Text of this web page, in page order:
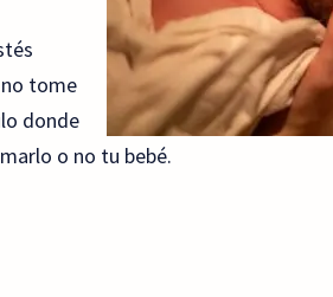
tome
donde
o no tu bebé.